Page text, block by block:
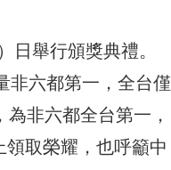
舉行頒獎典禮。
非六都第一，全台僅
非六都全台第一，
領取榮耀，也呼籲中